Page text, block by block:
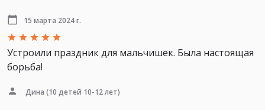
15 марта 2024 г.
Устроили праздник для мальчишек. Была настоящая
борьба!
Дина (10 детей 10-12 лет)